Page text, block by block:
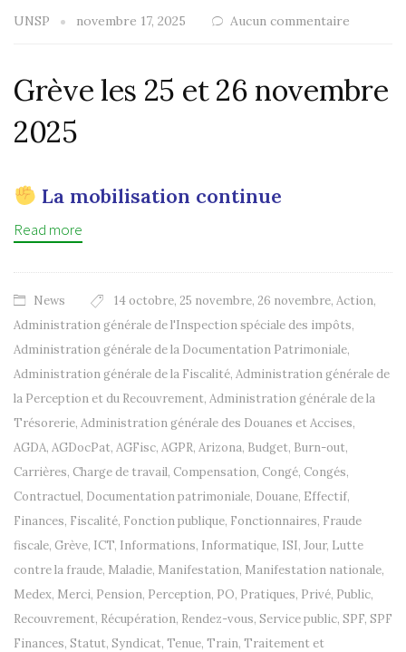
UNSP novembre 17, 2025 Aucun commentaire
Grève les 25 et 26 novembre
2025
La mobilisation continue
Read more
News 14 octobre, 25 novembre, 26 novembre, Action,
Administration générale de l'Inspection spéciale des impôts,
Administration générale de la Documentation Patrimoniale,
Administration générale de la Fiscalité, Administration générale de
la Perception et du Recouvrement, Administration générale de la
Trésorerie, Administration générale des Douanes et Accises,
AGDA, AGDocPat, AGFisc, AGPR, Arizona, Budget, Burn-out,
Carrières, Charge de travail, Compensation, Congé, Congés,
Contractuel, Documentation patrimoniale, Douane, Effectif,
Finances, Fiscalité, Fonction publique, Fonctionnaires, Fraude
fiscale, Grève, ICT, Informations, Informatique, ISI, Jour, Lutte
contre la fraude, Maladie, Manifestation, Manifestation nationale,
Medex, Merci, Pension, Perception, PO, Pratiques, Privé, Public,
Recouvrement, Récupération, Rendez-vous, Service public, SPF, SPF
Finances, Statut, Syndicat, Tenue, Train, Traitement et